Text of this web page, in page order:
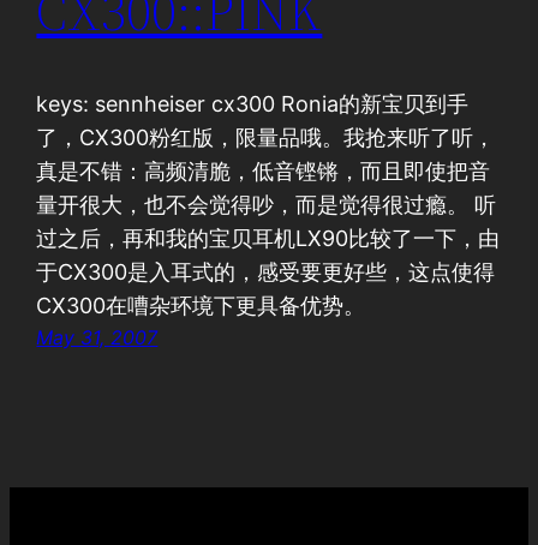
keys: sennheiser cx300 Ronia的新宝贝到手
了，CX300粉红版，限量品哦。我抢来听了听，
真是不错：高频清脆，低音铿锵，而且即使把音
量开很大，也不会觉得吵，而是觉得很过瘾。 听
过之后，再和我的宝贝耳机LX90比较了一下，由
于CX300是入耳式的，感受要更好些，这点使得
CX300在嘈杂环境下更具备优势。
May 31, 2007